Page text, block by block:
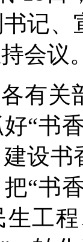
记
会议
有关
“书
设
“书
工